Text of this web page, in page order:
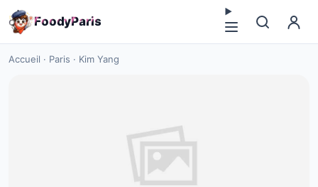
FoodyParis
Accueil · Paris · Kim Yang